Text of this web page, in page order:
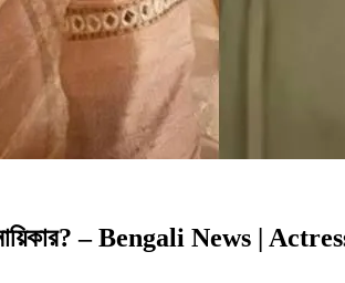
নায়িকার? – Bengali News |